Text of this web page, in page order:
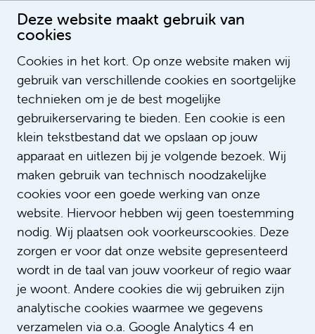
Deze website maakt gebruik van
cookies
Cookies in het kort. Op onze website maken wij
gebruik van verschillende cookies en soortgelijke
technieken om je de best mogelijke
gebruikerservaring te bieden. Een cookie is een
klein tekstbestand dat we opslaan op jouw
apparaat en uitlezen bij je volgende bezoek. Wij
maken gebruik van technisch noodzakelijke
cookies voor een goede werking van onze
website. Hiervoor hebben wij geen toestemming
nodig. Wij plaatsen ook voorkeurscookies. Deze
zorgen er voor dat onze website gepresenteerd
wordt in de taal van jouw voorkeur of regio waar
je woont. Andere cookies die wij gebruiken zijn
analytische cookies waarmee we gegevens
verzamelen via o.a. Google Analytics 4 en
Werken als student bij het Flexbureau
Publication date: 27-7-2022 00:00:00
LegendSorting
ListOrderValue
LegendNotification
LegendContent
SubTitle
ImageUrl
https://i.ytimg.com/vi/JBShYZTFn0I/
VideoID
https://www.youtube.com/watch?
v=JBShYZTFn0I
AspectRatio
200_113
LinkTitle
LinkUrl
LinkTarget
_self
“Werken via het flexbureau geeft mij